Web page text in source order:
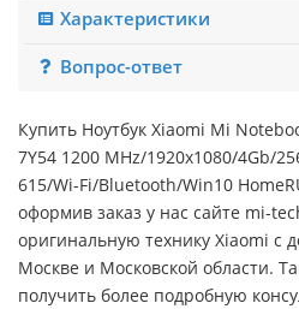
Характеристики
Вопрос-ответ
Купить Ноутбук Xiaomi Mi
7Y54 1200 MHz/1920x1080/4Gb/
615/Wi-Fi/Bluetooth/Win10
оформив заказ у нас сайте mi-
оригинальную технику Xiaomi с
Москве и Московской области.
получить более подробную